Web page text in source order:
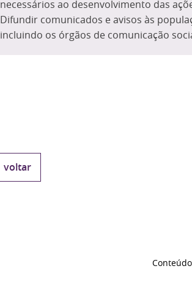
necessários ao desenvolvimento das
Difundir comunicados e avisos às
incluindo os órgãos de comunicação
voltar